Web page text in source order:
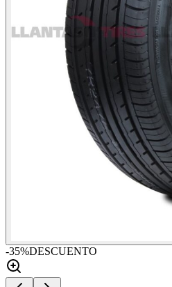
-35%DESCUENTO